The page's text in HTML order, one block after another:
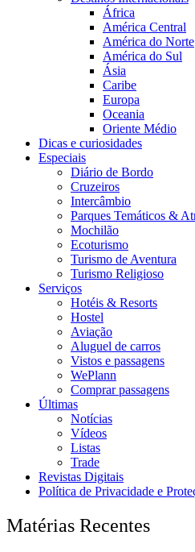
África
América Central
América do Norte
América do Sul
Ásia
Caribe
Europa
Oceania
Oriente Médio
Dicas e curiosidades
Especiais
Diário de Bordo
Cruzeiros
Intercâmbio
Parques Temáticos &
Mochilão
Ecoturismo
Turismo de Aventura
Turismo Religioso
Serviços
Hotéis & Resorts
Hostel
Aviação
Aluguel de carros
Vistos e passagens
WePlann
Comprar passagens
Últimas
Notícias
Vídeos
Listas
Trade
Revistas Digitais
Política de Privacidade e
Matérias Recentes